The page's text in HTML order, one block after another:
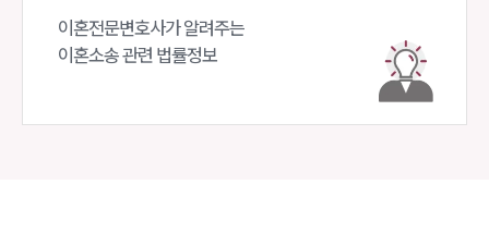
이혼전문변호사가 알려주는
이혼소송 관련 법률정보